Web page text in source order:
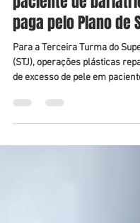
Cirurgia plástica
paciente de
paga pelo Plano de
(STJ), operações plásticas